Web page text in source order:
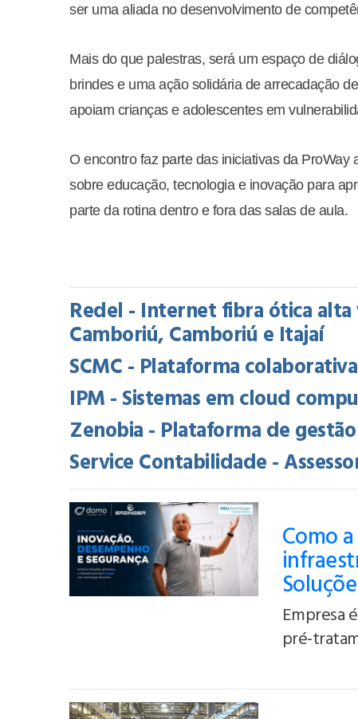
ser uma aliada no desenvolvimento de
Mais do que palestras, será um espaço de
brindes e uma ação solidária de arrecadação
apoiam crianças e adolescentes em
O encontro faz parte das iniciativas da
sobre educação, tecnologia e inovação para
parte da rotina dentro e fora das salas de aula.
Redel - Internet fibra ótica
Camboriú, Camboriú e Itajaí
SCMC - Plataforma
IPM - Sistemas em cloud
Zenobia - Plataforma de
Service Contabilidade -
Como
Empresa
pré-